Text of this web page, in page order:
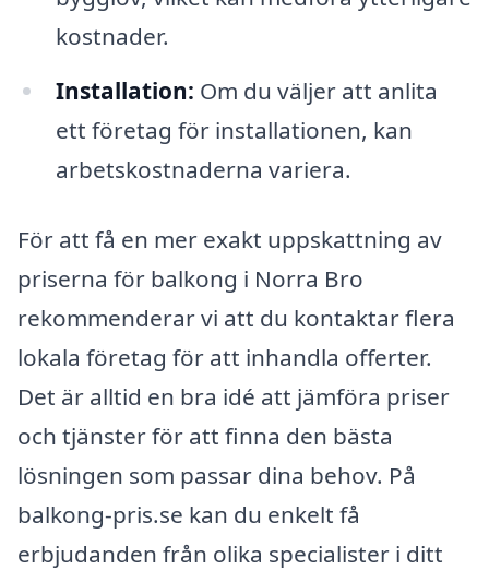
kostnader.
Installation: Om du väljer att anlita
ett företag för installationen, kan
arbetskostnaderna variera.
För att få en mer exakt uppskattning av
priserna för balkong i Norra Bro
rekommenderar vi att du kontaktar flera
lokala företag för att inhandla offerter.
Det är alltid en bra idé att jämföra priser
och tjänster för att finna den bästa
lösningen som passar dina behov. På
balkong-pris.se kan du enkelt få
erbjudanden från olika specialister i ditt